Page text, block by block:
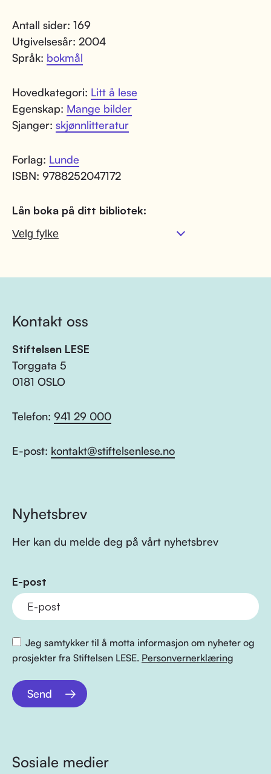
Antall sider: 169
Utgivelsesår: 2004
Språk: bokmål
Hovedkategori: Litt å lese
Egenskap: Mange bilder
Sjanger: skjønnlitteratur
Forlag: Lunde
ISBN: 9788252047172
Lån boka på ditt bibliotek:
Kontakt oss
Stiftelsen LESE
Torggata 5
0181 OSLO
Telefon: 941 29 000
E-post: kontakt@stiftelsenlese.no
Nyhetsbrev
Her kan du melde deg på vårt nyhetsbrev
E-post
Jeg samtykker til å motta informasjon om nyheter og
prosjekter fra Stiftelsen LESE. Personvernerklæring
Send
Sosiale medier